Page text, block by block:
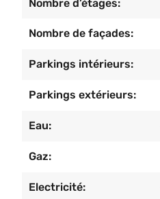
Nombre d’étages:
Nombre de façades:
Parkings intérieurs:
Parkings extérieurs:
Eau:
Gaz:
Electricité: